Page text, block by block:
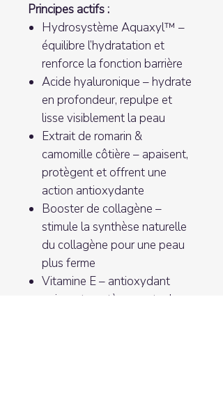
Principes actifs :
Hydrosystème Aquaxyl™ –
équilibre l’hydratation et
renforce la fonction barrière
Acide hyaluronique – hydrate
en profondeur, repulpe et
lisse visiblement la peau
Extrait de romarin &
camomille côtière – apaisent,
protègent et offrent une
action antioxydante
Booster de collagène –
stimule la synthèse naturelle
du collagène pour une peau
plus ferme
Vitamine E – antioxydant
puissant, protège contre les